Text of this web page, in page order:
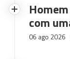
com
06 ago 2026